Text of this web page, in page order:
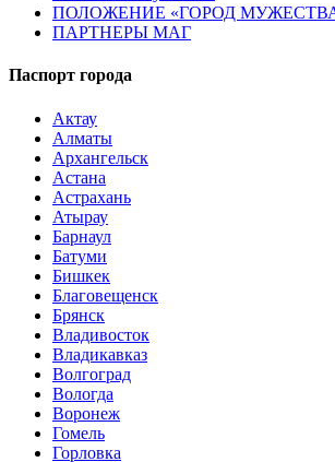
ПОЛОЖЕНИЕ «ГОРОД МУЖЕСТВА
ПАРТНЕРЫ МАГ
Паспорт города
Актау
Алматы
Архангельск
Астана
Астрахань
Атырау
Барнаул
Батуми
Бишкек
Благовещенск
Брянск
Владивосток
Владикавказ
Волгоград
Вологда
Воронеж
Гомель
Горловка